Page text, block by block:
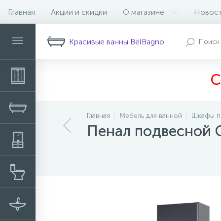
Главная Акции и скидки О магазине
Красивые ванны BelBagno
Главная Мебель для ванной Шкафы
Пенал подвесной
Описание Характеристики